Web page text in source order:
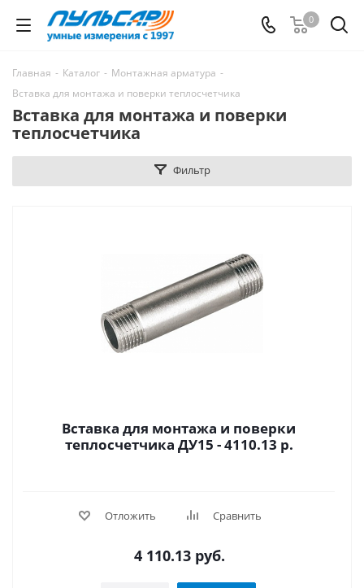
0
Главная - Каталог - Монтажная арматура -
Вставка для монтажа и поверки теплосчетчика
Вставка для монтажа и поверки
теплосчетчика
Фильтр
Вставка для монтажа и поверки
теплосчетчика ДУ15 - 4110.13 р.
Отложить Сравнить
4 110.13руб.